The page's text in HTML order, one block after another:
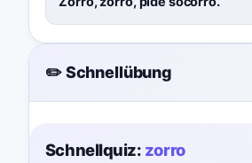
✏️ Schnellübung
Schnellquiz: zorro